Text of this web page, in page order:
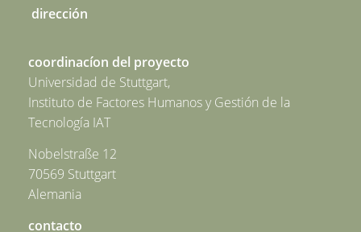
dirección
coordinacíon del proyecto
Universidad de Stuttgart,
Instituto de Factores Humanos y Gestión de la
Tecnología IAT
Nobelstraße 12
70569 Stuttgart
Alemania
contacto